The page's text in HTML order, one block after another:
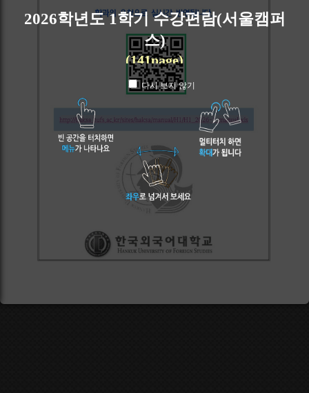
2026학년도 1학기 수강편람(서울캠퍼
스)
(141page)
다시 보지 않기